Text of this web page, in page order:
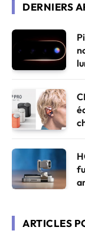
DERNIERS
ARTICLES